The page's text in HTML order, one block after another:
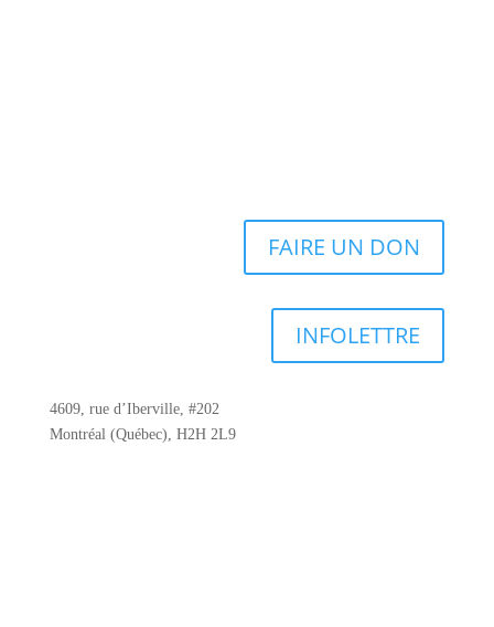
FAIRE UN DON
INFOLETTRE
4609, rue d’Iberville, #202
Montréal (Québec), H2H 2L9